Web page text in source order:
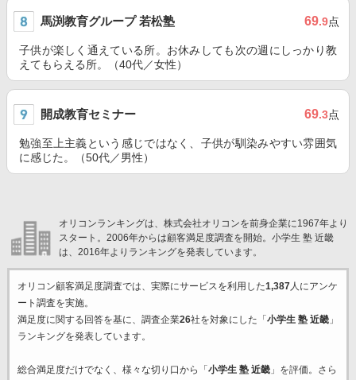
馬渕教育グループ 若松塾 69.9点
子供が楽しく通えている所。お休みしても次の週にしっかり教
えてもらえる所。（40代／女性）
開成教育セミナー 69.3点
勉強至上主義という感じではなく、子供が馴染みやすい雰囲気
に感じた。（50代／男性）
オリコンランキングは、株式会社オリコンを前身企業に1967年より
スタート。2006年からは顧客満足度調査を開始。小学生 塾 近畿
は、2016年よりランキングを発表しています。
オリコン顧客満足度調査では、実際にサービスを利用した1,387人にアンケ
ート調査を実施。
満足度に関する回答を基に、調査企業26社を対象にした「 小学生 塾 近畿」
ランキングを発表しています。
総合満足度だけでなく、様々な切り口から「 小学生 塾 近畿」を評価。さら